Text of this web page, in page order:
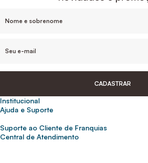
CADASTRAR
Institucional
Sobre nós
Para empresas
Ajuda e Suporte
Frete e entrega
Suporte ao Cliente de Franquias
2ª Via de Boletos - Crédito ABC
Central de Atendimento